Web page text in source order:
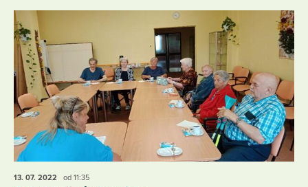
13. 07. 2022 od 11:35